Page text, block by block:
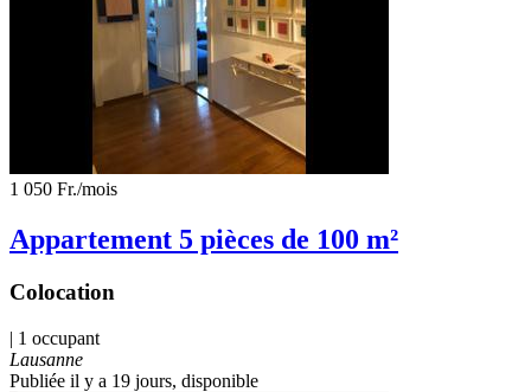
1 050 Fr./mois
Appartement 5 pièces de 100 m²
Colocation
| 1 occupant
Lausanne
Publiée il y a 19 jours, disponible